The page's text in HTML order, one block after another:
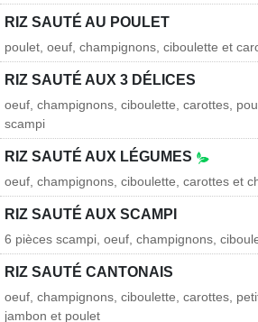
RIZ SAUTÉ AU POULET
poulet, oeuf, champignons, ciboulette et
RIZ SAUTÉ AUX 3 DÉLICES
oeuf, champignons, ciboulette, carottes,
scampi
RIZ SAUTÉ AUX LÉGUMES
oeuf, champignons, ciboulette, carottes et
RIZ SAUTÉ AUX SCAMPI
6 pièces scampi, oeuf, champignons,
RIZ SAUTÉ CANTONAIS
oeuf, champignons, ciboulette, carottes,
jambon et poulet